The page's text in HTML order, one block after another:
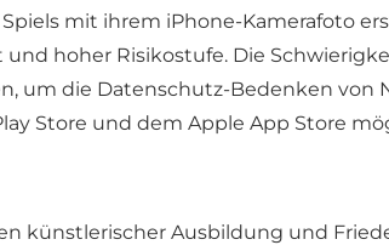
mit ihrem iPhone-Kamerafoto
hoher Risikostufe. Die
um die Datenschutz-Bedenken von
Store und dem Apple App Store
künstlerischer Ausbildung und